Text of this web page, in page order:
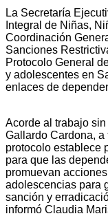
La Secretaría
Integral de Niñas,
Coordinación
Sanciones
Protocolo General
y adolescentes en
enlaces de
Acorde al trabajo
Gallardo Cardona, a
protocolo establece
para que las
promuevan
adolescencias para
sanción y
informó Claudia